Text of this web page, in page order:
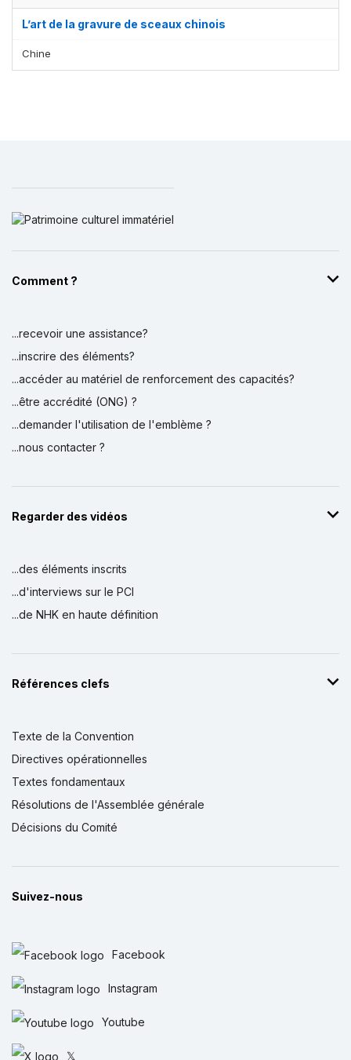
L’art de la gravure de sceaux chinois
Chine
Comment ?
...recevoir une assistance?
...inscrire des éléments?
...accéder au matériel de renforcement des capacités?
...être accrédité (ONG) ?
...demander l'utilisation de l'emblème ?
...nous contacter ?
Regarder des vidéos
...des éléments inscrits
...d'interviews sur le PCI
...de NHK en haute définition
Références clefs
Texte de la Convention
Directives opérationnelles
Textes fondamentaux
Résolutions de l'Assemblée générale
Décisions du Comité
Suivez-nous
Facebook
Instagram
Youtube
𝕏